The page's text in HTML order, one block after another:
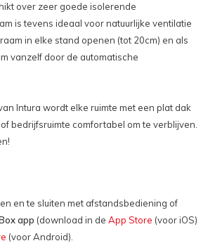
over zeer goede isolerende
is tevens ideaal voor natuurlijke ventilatie
in elke stand openen (tot 20cm) en als
vanzelf door de automatische
Intura wordt elke ruimte met een plat dak
bedrijfsruimte comfortabel om te verblijven.
en te sluiten met afstandsbediening of
app (download in de App Store (voor iOS)
(voor Android).